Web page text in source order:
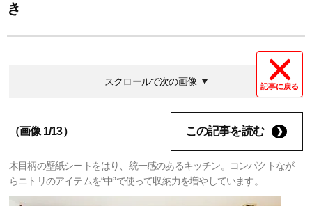
き
記事に戻る
スクロールで次の画像
（画像 1/13） この記事を読む
木目柄の壁紙シートをはり、統一感のあるキッチン。コンパクトなが
らニトリのアイテムを“中”で使って収納力を増やしています。